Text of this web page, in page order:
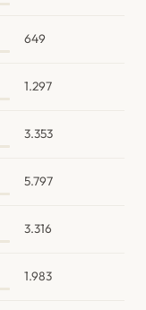
649
1.297
3.353
5.797
3.316
1.983